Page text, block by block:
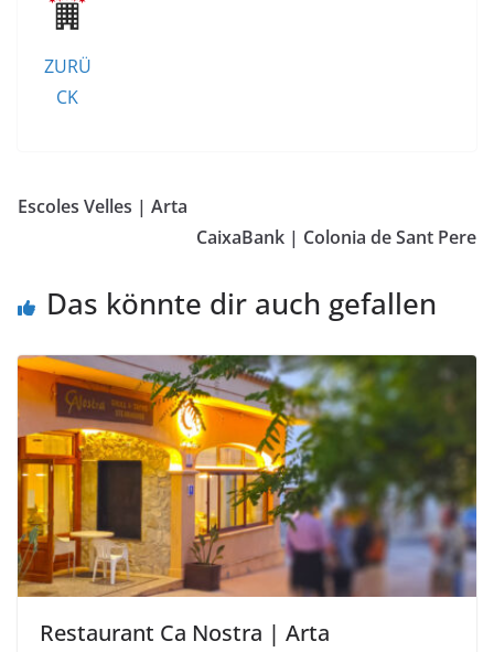
ZURÜ
CK
Escoles Velles | Arta
CaixaBank | Colonia de Sant Pere
Das könnte dir auch gefallen
Restaurant Ca Nostra | Arta